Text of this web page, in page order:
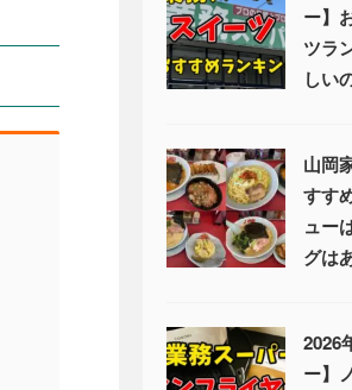
ー】
ツラ
しい
山岡
すす
ュー
グは
2026
ー】